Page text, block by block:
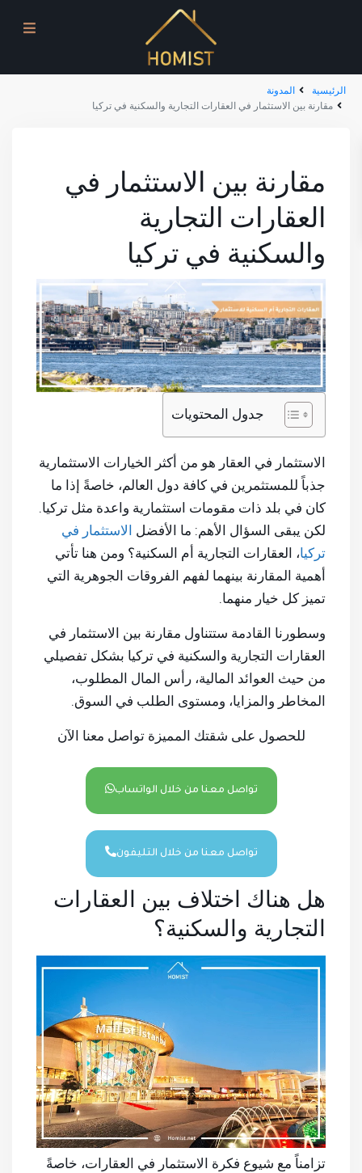
الرئيسية
المدونة
مقارنة بين الاستثمار في العقارات التجارية والسكنية في تركيا
مقارنة بين الاستثمار في
العقارات التجارية
والسكنية في تركيا
جدول المحتويات
الاستثمار في العقار هو من أكثر الخيارات الاستثمارية
جذباً للمستثمرين في كافة دول العالم، خاصةً إذا ما
كان في بلد ذات مقومات استثمارية واعدة مثل تركيا.
لكن يبقى السؤال الأهم: ما الأفضل الاستثمار في
تركيا، العقارات التجارية أم السكنية؟ ومن هنا تأتي
أهمية المقارنة بينهما لفهم الفروقات الجوهرية التي
تميز كل خيار منهما.
وسطورنا القادمة ستتناول مقارنة بين الاستثمار في
العقارات التجارية والسكنية في تركيا بشكل تفصيلي
من حيث العوائد المالية، رأس المال المطلوب،
المخاطر والمزايا، ومستوى الطلب في السوق.
للحصول على شقتك المميزة تواصل معنا الآن
تواصل معنا من خلال الواتساب
تواصل معنا من خلال التليفون
هل هناك اختلاف بين العقارات
التجارية والسكنية؟
تزامناً مع شيوع فكرة الاستثمار في العقارات، خاصةً